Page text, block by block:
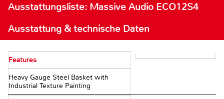
Ausstattungsliste: Massive Audio ECO12S4
Ausstattung & technische Daten
Features
Heavy Gauge Steel Basket with
Industrial Texture Painting